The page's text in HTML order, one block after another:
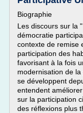
Biographie
Les discours sur la
démocratie
contexte de remise
participation des
favorisant à la fois
modernisation de
se développent
entendent
sur la participation
des réflexions plus